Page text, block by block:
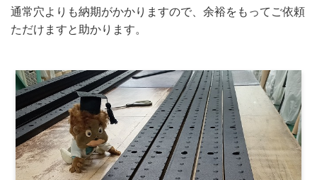
通常穴よりも納期がかかりますので、余裕をもってご依頼
ただけますと助かります。